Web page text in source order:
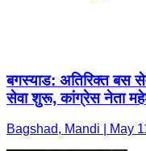
बगस्याड: अतिरिक्त बस
सेवा शुरू, कांग्रेस नेता
Bagshad, Mandi | May